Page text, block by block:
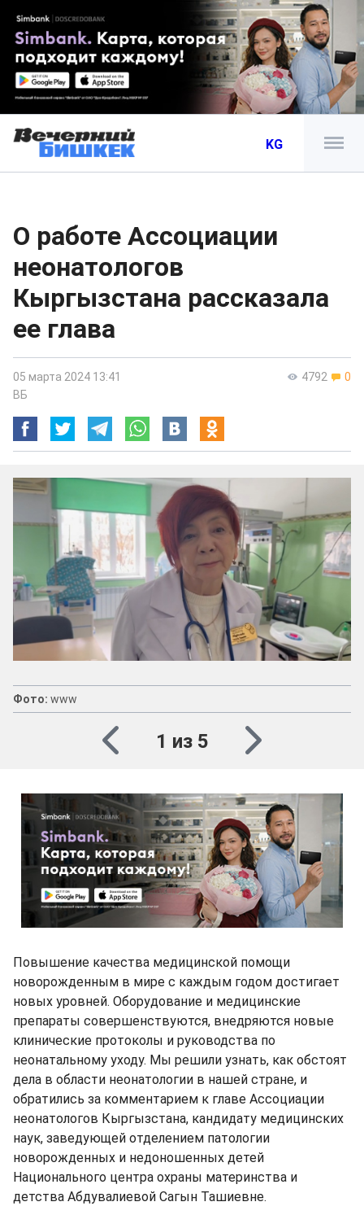
KG
О работе Ассоциации
неонатологов
Кыргызстана рассказала
ее глава
4792 0
05 марта 2024 13:41
ВБ
Фото: www
1 из 5
Повышение качества медицинской помощи
новорожденным в мире с каждым годом достигает
новых уровней. Оборудование и медицинские
препараты совершенствуются, внедряются новые
клинические протоколы и руководства по
неонатальному уходу. Мы решили узнать, как обстоят
дела в области неонатологии в нашей стране, и
обратились за комментарием к главе Ассоциации
неонатологов Кыргызстана, кандидату медицинских
наук, заведующей отделением патологии
новорожденных и недоношенных детей
Национального центра охраны материнства и
детства Абдувалиевой Сагын Ташиевне.